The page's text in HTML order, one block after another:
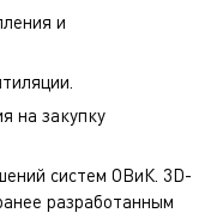
и
на закупку
систем ОВиК. 3D-
разработанным